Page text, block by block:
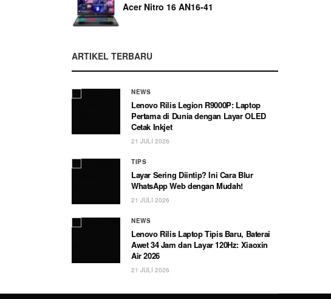
Acer Nitro 16 AN16-41
ARTIKEL TERBARU
NEWS
Lenovo Rilis Legion R9000P: Laptop
Pertama di Dunia dengan Layar OLED
Cetak Inkjet
21 JULI 2026
TIPS
Layar Sering Diintip? Ini Cara Blur
WhatsApp Web dengan Mudah!
21 JULI 2026
NEWS
Lenovo Rilis Laptop Tipis Baru, Baterai
Awet 34 Jam dan Layar 120Hz: Xiaoxin
Air 2026
21 JULI 2026